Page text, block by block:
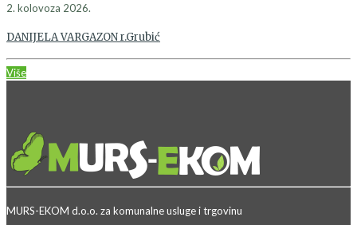
2. kolovoza 2026.
DANIJELA VARGAZON r.Grubić
Više
MURS-EKOM d.o.o. za komunalne usluge i trgovinu